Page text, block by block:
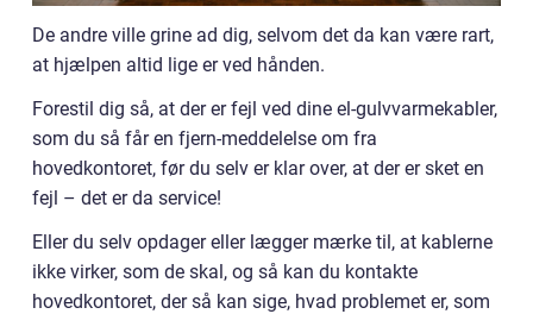
De andre ville grine ad dig, selvom det da kan være rart,
at hjælpen altid lige er ved hånden.
Forestil dig så, at der er fejl ved dine el-gulvvarmekabler,
som du så får en fjern-meddelelse om fra
hovedkontoret, før du selv er klar over, at der er sket en
fejl – det er da service!
Eller du selv opdager eller lægger mærke til, at kablerne
ikke virker, som de skal, og så kan du kontakte
hovedkontoret, der så kan sige, hvad problemet er, som